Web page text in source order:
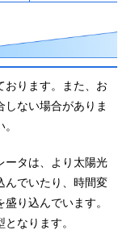
ります。また、お
ない場合がありま
ータは、より太陽光
んでいたり、時間変
り込んでいます。
なります。